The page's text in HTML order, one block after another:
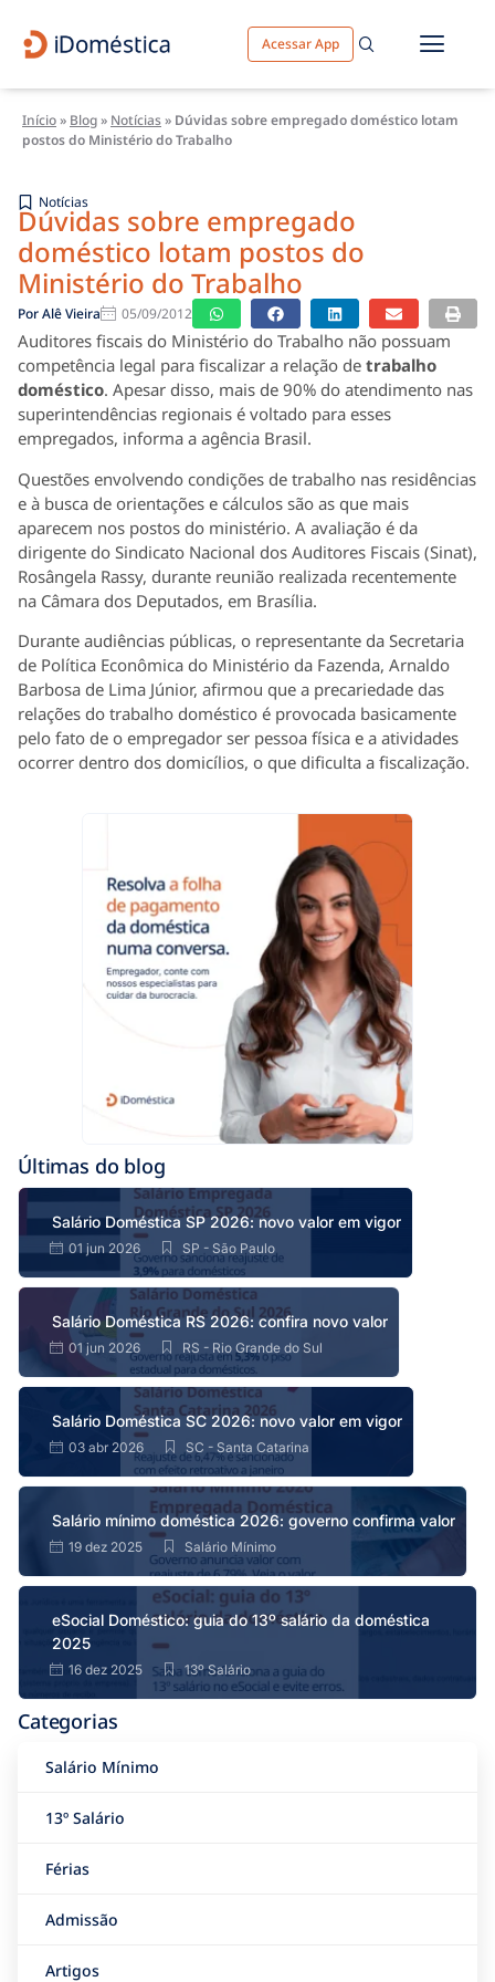
Acessar App
Início» Blog» Notícias» Dúvidas sobre empregado doméstico lotam
postos do Ministério do Trabalho
Notícias
Dúvidas sobre empregado
doméstico lotam postos do
Ministério do Trabalho
PorAlê Vieira 05/09/2012
Auditores fiscais do Ministério do Trabalho não possuam
competência legal para fiscalizar a relação de trabalho
doméstico. Apesar disso, mais de 90% do atendimento nas
superintendências regionais é voltado para esses
empregados, informa a agência Brasil.
Questões envolvendo condições de trabalho nas residências
e à busca de orientações e cálculos são as que mais
aparecem nos postos do ministério. A avaliação é da
dirigente do Sindicato Nacional dos Auditores Fiscais (Sinat),
Rosângela Rassy, durante reunião realizada recentemente
na Câmara dos Deputados, em Brasília.
Durante audiências públicas, o representante da Secretaria
de Política Econômica do Ministério da Fazenda, Arnaldo
Barbosa de Lima Júnior, afirmou que a precariedade das
relações do trabalho doméstico é provocada basicamente
pelo fato de o empregador ser pessoa física e a atividades
ocorrer dentro dos domicílios, o que dificulta a fiscalização.
Últimas do blog
Salário Doméstica SP 2026: novo valor em vigor
01 jun 2026 SP - São Paulo
Salário Doméstica RS 2026: confira novo valor
01 jun 2026 RS - Rio Grande do Sul
Salário Doméstica SC 2026: novo valor em vigor
03 abr 2026 SC - Santa Catarina
Salário mínimo doméstica 2026: governo confirma valor
19 dez 2025 Salário Mínimo
eSocial Doméstico: guia do 13º salário da doméstica
2025
16 dez 2025 13º Salário
Categorias
Salário Mínimo
13º Salário
Férias
Admissão
Artigos